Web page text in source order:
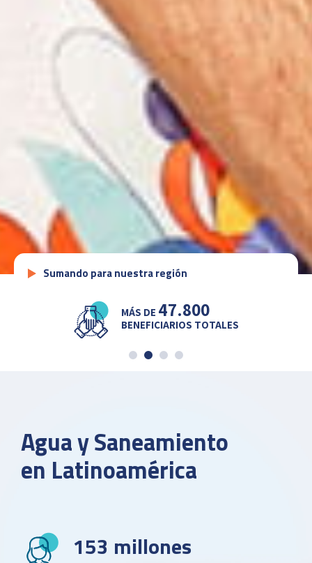
Sumando para nuestra región
MÁS DE 47.999
BENEFICIARIOS TOTALES
Agua y Saneamiento
en Latinoamérica
153 millones